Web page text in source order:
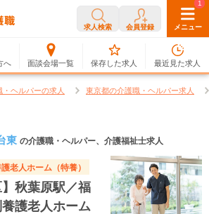
求人検索 会員登録 メニュー
へ 面談会場一覧
0
保存した求人
1
最近見た求人
・ヘルパーの求人 東京都の介護職・ヘルパー求人
東 の介護職・ヘルパー、介護福祉士求人
老人ホーム（特養）
】秋葉原駅／福
護老人ホーム